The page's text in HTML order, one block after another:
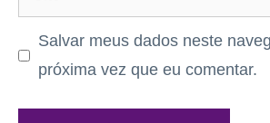
Salvar meus dados neste
próxima vez que eu comentar.